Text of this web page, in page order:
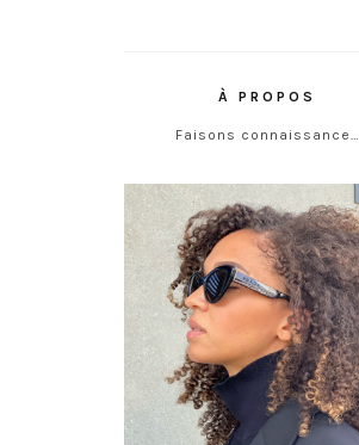
À PROPOS
Faisons connaissance…